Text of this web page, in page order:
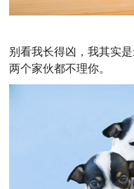
别看我长得凶，我其实
两个家伙都不理你。